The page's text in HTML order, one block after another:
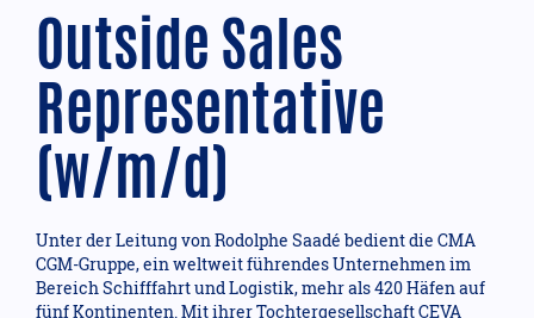
Outside Sales
Representative
(w/m/d)
Unter der Leitung von Rodolphe Saadé bedient die CMA
CGM-Gruppe, ein weltweit führendes Unternehmen im
Bereich Schifffahrt und Logistik, mehr als 420 Häfen auf
fünf Kontinenten. Mit ihrer Tochtergesellschaft CEVA